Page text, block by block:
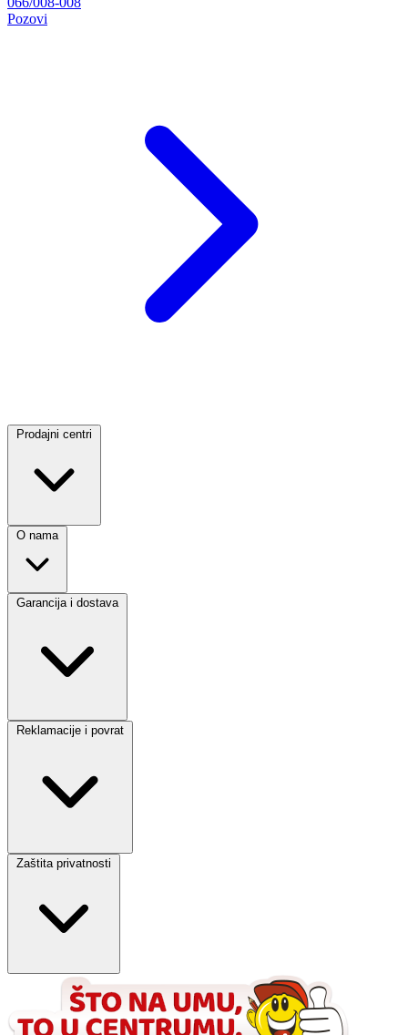
Pozovi
Prodajni centri
O nama
Garancija i dostava
Reklamacije i povrat
Zaštita privatnosti